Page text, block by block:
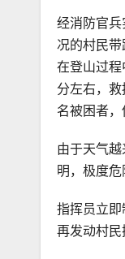
经消防官
况的村民带
在登山过
分左右，
名被困者，
由于天气
明，极度危
指挥员立
再发动村民